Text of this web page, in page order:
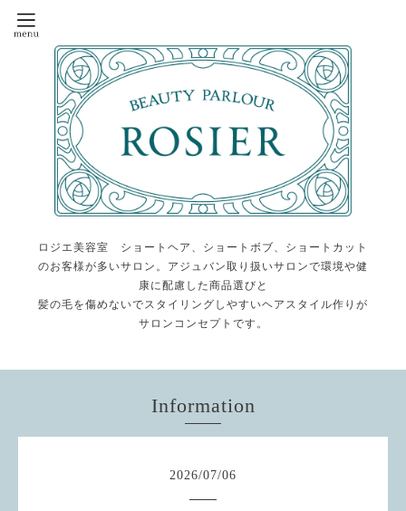
ロジエ美容室 ショートヘア、ショートボブ、ショートカット
のお客様が多いサロン。アジュバン取り扱いサロンで環境や健
康に配慮した商品選びと
髪の毛を傷めないでスタイリングしやすいヘアスタイル作りが
サロンコンセプトです。
Information
2026/07/06